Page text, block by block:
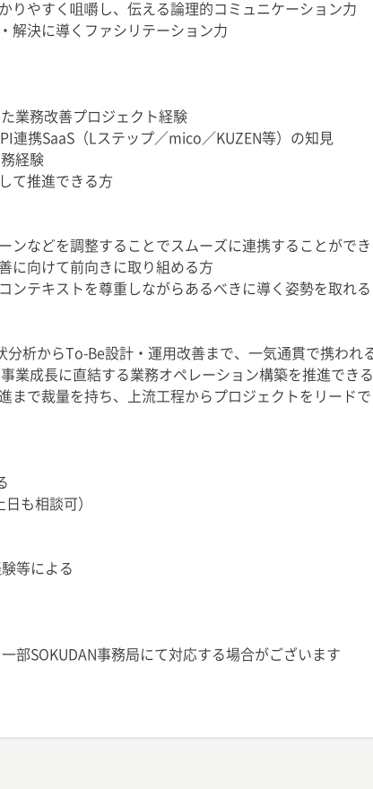
りやすく咀嚼し、伝える論理的コミュニケーション力
解決に導くファシリテーション力
業務改善プロジェクト経験
連携SaaS（Lステップ／mico／KUZEN等）の知見
経験
て推進できる方
ンなどを調整することでスムーズに連携することがで
に向けて前向きに取り組める方
ンテキストを尊重しながらあるべきに導く姿勢を取れる
分析からTo-Be設計・運用改善まで、一気通貫で携われ
業成長に直結する業務オペレーション構築を推進できる
まで裁量を持ち、上流工程からプロジェクトをリード
も相談可）
等による
部SOKUDAN事務局にて対応する場合がございます